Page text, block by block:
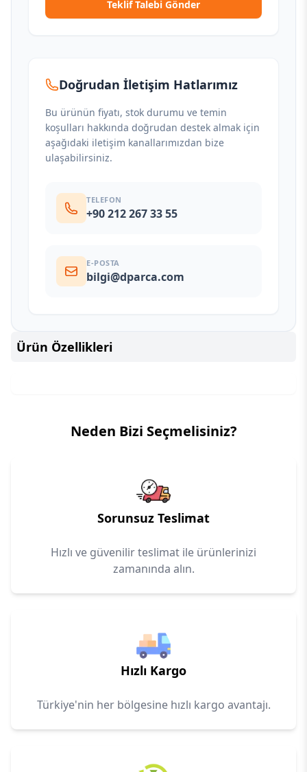
Teklif Talebi Gönder
Doğrudan İletişim Hatlarımız
Bu ürünün fiyatı, stok durumu ve temin
koşulları hakkında doğrudan destek almak için
aşağıdaki iletişim kanallarımızdan bize
ulaşabilirsiniz.
TELEFON
+90 212 267 33 55
E-POSTA
bilgi@dparca.com
Ürün Özellikleri
Neden Bizi Seçmelisiniz?
Sorunsuz Teslimat
Hızlı ve güvenilir teslimat ile ürünlerinizi
zamanında alın.
Hızlı Kargo
Türkiye'nin her bölgesine hızlı kargo avantajı.